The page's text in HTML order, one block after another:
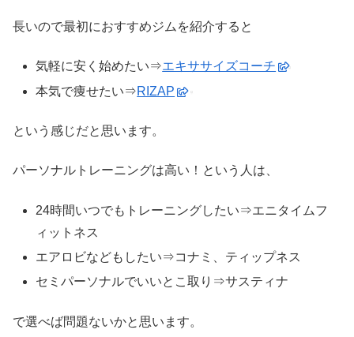
長いので最初におすすめジムを紹介すると
気軽に安く始めたい⇒エキササイズコーチ
本気で痩せたい⇒RIZAP
という感じだと思います。
パーソナルトレーニングは高い！という人は、
24時間いつでもトレーニングしたい⇒エニタイムフ
ィットネス
エアロビなどもしたい⇒コナミ、ティップネス
セミパーソナルでいいとこ取り⇒サスティナ
で選べば問題ないかと思います。